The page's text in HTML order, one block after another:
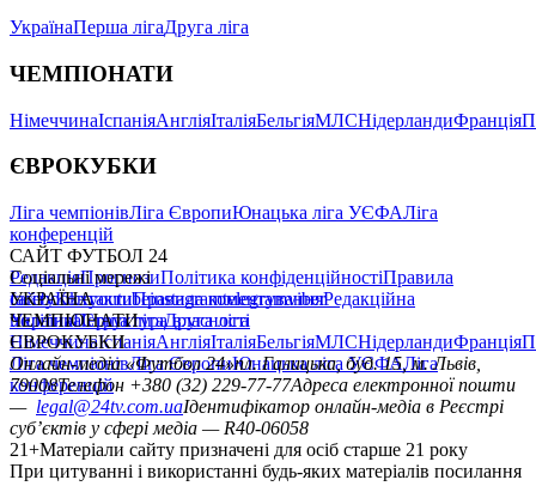
УкраїнаПерша лігаДруга ліга
ЧЕМПІОНАТИ
НімеччинаІспаніяАнгліяІталіяБельгіяМЛСНідерландиФранція
ЄВРОКУБКИ
Ліга чемпіонівЛіга ЄвропиЮнацька ліга УЄФАЛіга
конференцій
САЙТ ФУТБОЛ 24
РедакціяПрогнозиПолітика конфіденційностіПравила
сайтуКонтактиПравила коментуванняРедакційна
політикаСтруктура власності
Соціальні мережі
facebookxyoutubeinstagramtelegramviber
УКРАЇНА
УкраїнаПерша лігаДруга ліга
ЧЕМПІОНАТИ
НімеччинаІспаніяАнгліяІталіяБельгіяМЛСНідерландиФранція
ЄВРОКУБКИ
Ліга чемпіонівЛіга ЄвропиЮнацька ліга УЄФАЛіга
конференцій
Онлайн-медіа «Футбол 24»пл. Галицька, буд. 15, м. Львів,
79008Телефон +380 (32) 229-77-77Адреса електронної пошти
— legal@24tv.com.uaІдентифікатор онлайн-медіа в Реєстрі
суб’єктів у сфері медіа — R40-06058
21+Матеріали сайту призначені для осіб старше 21 року
При цитуванні і використанні будь-яких матеріалів посилання